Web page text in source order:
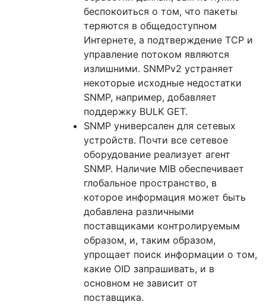
беспокоиться о том, что пакеты
теряются в общедоступном
Интернете, а подтверждение TCP и
управление потоком являются
излишними. SNMPv2 устраняет
некоторые исходные недостатки
SNMP, например, добавляет
поддержку BULK GET.
SNMP универсален для сетевых
устройств. Почти все сетевое
оборудование реализует агент
SNMP. Наличие MIB обеспечивает
глобальное пространство, в
которое информация может быть
добавлена ​​различными
поставщиками контролируемым
образом, и, таким образом,
упрощает поиск информации о том,
какие OID запрашивать, и в
основном не зависит от
поставщика.